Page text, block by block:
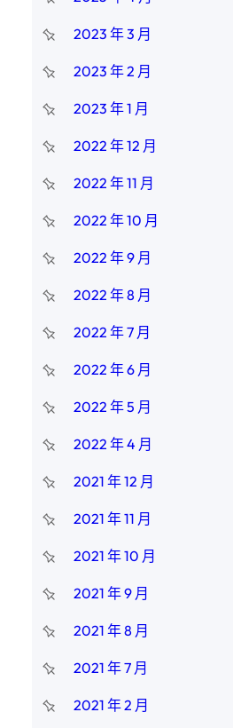
2023 年 3 月
2023 年 2 月
2023 年 1 月
2022 年 12 月
2022 年 11 月
2022 年 10 月
2022 年 9 月
2022 年 8 月
2022 年 7 月
2022 年 6 月
2022 年 5 月
2022 年 4 月
2021 年 12 月
2021 年 11 月
2021 年 10 月
2021 年 9 月
2021 年 8 月
2021 年 7 月
2021 年 2 月